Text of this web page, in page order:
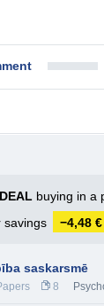
buying in a
savings −4,48 €
saskarsmē
8